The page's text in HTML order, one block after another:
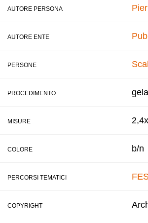
AUTORE PERSONA
AUTORE ENTE
PERSONE
PROCEDIMENTO
MISURE
COLORE b/n
PERCORSI TEMATICI
COPYRIGHT